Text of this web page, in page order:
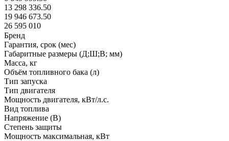
13 298 336.50
19 946 673.50
26 595 010
Бренд
Гарантия, срок (мес)
Габаритные размеры (Д;Ш;В; мм)
Масса, кг
Объём топливного бака (л)
Тип запуска
Тип двигателя
Мощность двигателя, кВт/л.с.
Вид топлива
Напряжение (В)
Степень защиты
Мощность максимальная, кВт